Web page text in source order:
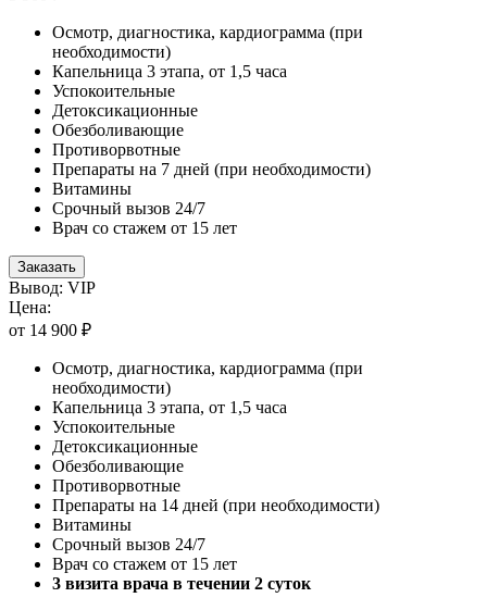
Осмотр, диагностика, кардиограмма (при
необходимости)
Капельница 3 этапа, от 1,5 часа
Успокоительные
Детоксикационные
Обезболивающие
Противорвотные
Препараты на 7 дней (при необходимости)
Витамины
Срочный вызов 24/7
Врач со стажем от 15 лет
Заказать
Вывод: VIP
Цена:
от 14 900 ₽
Осмотр, диагностика, кардиограмма (при
необходимости)
Капельница 3 этапа, от 1,5 часа
Успокоительные
Детоксикационные
Обезболивающие
Противорвотные
Препараты на 14 дней (при необходимости)
Витамины
Срочный вызов 24/7
Врач со стажем от 15 лет
3 визита врача в течении 2 суток